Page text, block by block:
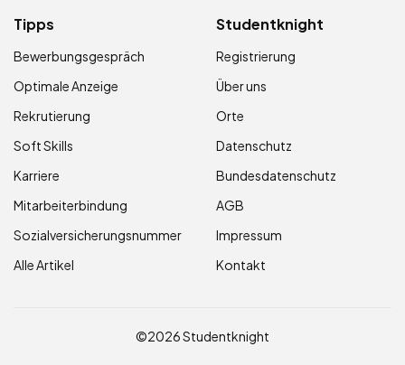
Tipps
Bewerbungsgespräch
Optimale Anzeige
Rekrutierung
Soft Skills
Karriere
Mitarbeiterbindung
Sozialversicherungsnummer
Alle Artikel
Studentknight
Registrierung
Über uns
Orte
Datenschutz
Bundesdatenschutz
AGB
Impressum
Kontakt
©2026 Studentknight